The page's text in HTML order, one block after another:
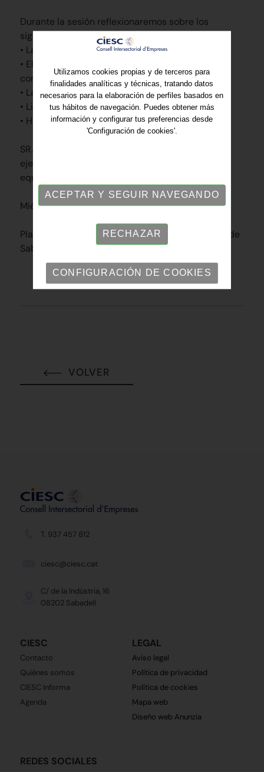
Durante la sesión reflexionaremos sobre los
siguientes temas:
• La función del líder hoy.
• El liderazgo tridimensional y la gestión de
compromisos.
• La flexibilidad en el estilo de dirección.
• Liderar con preguntas.
• Habilidades esenciales del líder.
SR. Pedro Gómez. - Consultor, formador y coach
ejecutivo. Colaborador experto en liderazgo y
equipos del Centro Metalúrgico/ESEC
Miércoles 15 de julio de 9.30 ha 12.30 h
Plazas limitadas - Lugar: Plaza Miquel Crusafont de
Sabadell INSCRÍBETE
VOLVER
T. 937 457 812
ciesc@ciesc.cat
C/ de la Indústria, 16
08202 Sabadell
CIESC
Contacto
Quiénes somos
CIESC Informa
Agenda
REDES SOCIALES
LEGAL
Aviso legal
Política de privacidad
Política de cookies
Mapa web
Diseño web Anunzia
Utilizamos cookies propias y de terceros para
finalidades analíticas y técnicas, tratando datos
necesarios para la elaboración de perfiles basados en
tus hábitos de navegación. Puedes obtener más
información y configurar tus preferencias desde
'Configuración de cookies'.
ACEPTAR Y SEGUIR NAVEGANDO
RECHAZAR
CONFIGURACIÓN DE COOKIES